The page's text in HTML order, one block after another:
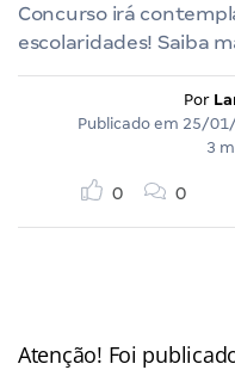
Concurso irá
escolaridades! Saiba
Por
Publicado em 25/
3
0 0
Atenção! Foi